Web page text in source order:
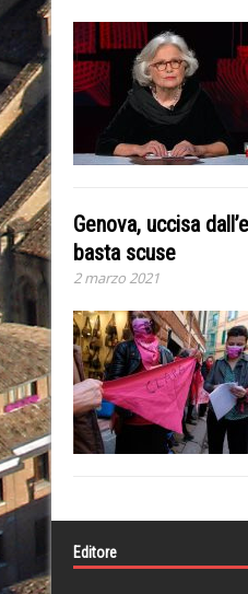
Genova, uccisa
basta scuse
2 marzo 2021
Editore